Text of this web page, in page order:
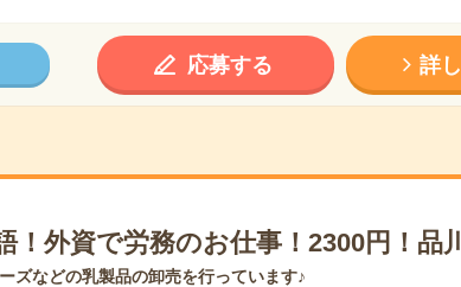
応募する 詳
！外資で労務のお仕事！2300円！品
ズなどの乳製品の卸売を行っています♪